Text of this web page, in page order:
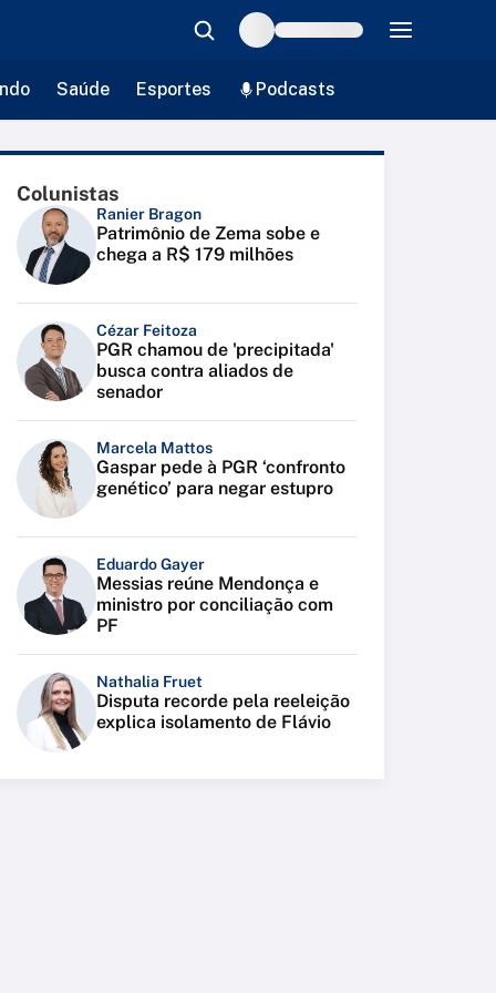
Saúde Esportes Podcasts
Colunistas
Ranier Bragon
Patrimônio de Zema sobe e
chega a R$ 179 milhões
Cézar Feitoza
PGR chamou de 'precipitada'
busca contra aliados de
senador
Marcela Mattos
Gaspar pede à PGR ‘confronto
genético’ para negar estupro
Eduardo Gayer
Messias reúne Mendonça e
ministro por conciliação com
PF
Nathalia Fruet
Disputa recorde pela reeleição
explica isolamento de Flávio